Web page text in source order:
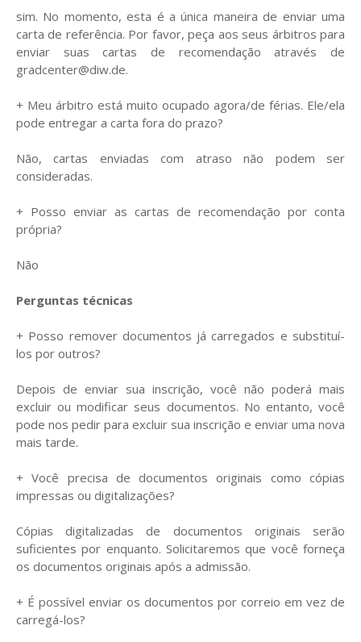
sim. No momento, esta é a única maneira de enviar uma
carta de referência. Por favor, peça aos seus árbitros para
enviar suas cartas de recomendação através de
gradcenter@diw.de.
+ Meu árbitro está muito ocupado agora/de férias. Ele/ela
pode entregar a carta fora do prazo?
Não, cartas enviadas com atraso não podem ser
consideradas.
+ Posso enviar as cartas de recomendação por conta
própria?
Não
Perguntas técnicas
+ Posso remover documentos já carregados e substituí-
los por outros?
Depois de enviar sua inscrição, você não poderá mais
excluir ou modificar seus documentos. No entanto, você
pode nos pedir para excluir sua inscrição e enviar uma nova
mais tarde.
+ Você precisa de documentos originais como cópias
impressas ou digitalizações?
Cópias digitalizadas de documentos originais serão
suficientes por enquanto. Solicitaremos que você forneça
os documentos originais após a admissão.
+ É possível enviar os documentos por correio em vez de
carregá-los?